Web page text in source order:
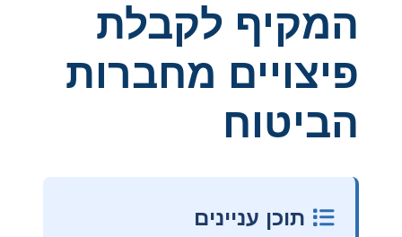
המקיף לקבלת
פיצויים מחברות
הביטוח
תוכן עניינים